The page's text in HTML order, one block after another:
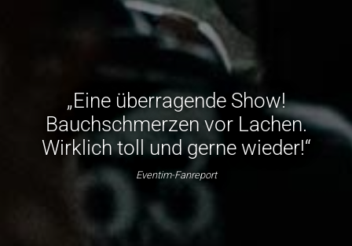
„Eine überragende Show!
Bauchschmerzen vor Lachen.
Wirklich toll und gerne wieder!“
Eventim-Fanreport